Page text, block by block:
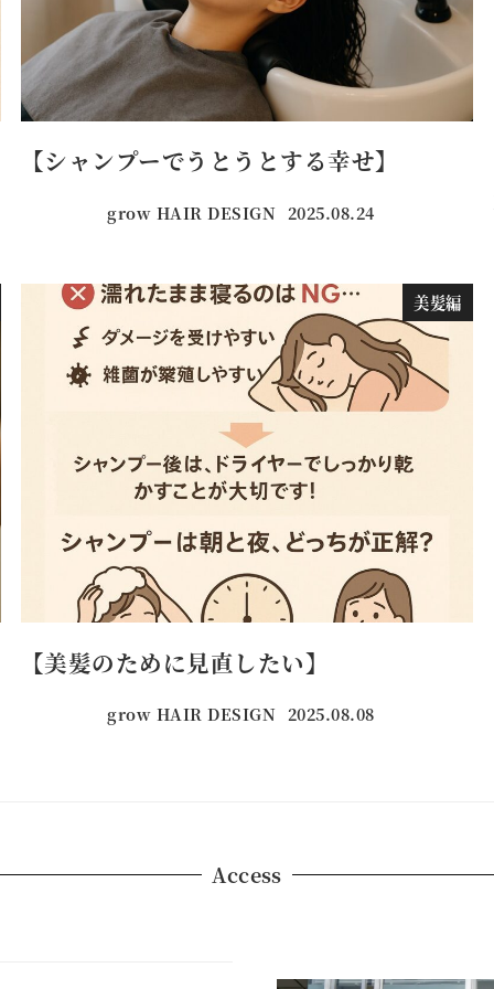
【シャンプーでうとうとする幸せ】
grow HAIR DESIGN 投稿日
2025.08.24
美髪編
【美髪のために見直したい】
grow HAIR DESIGN 投稿日
2025.08.08
Access